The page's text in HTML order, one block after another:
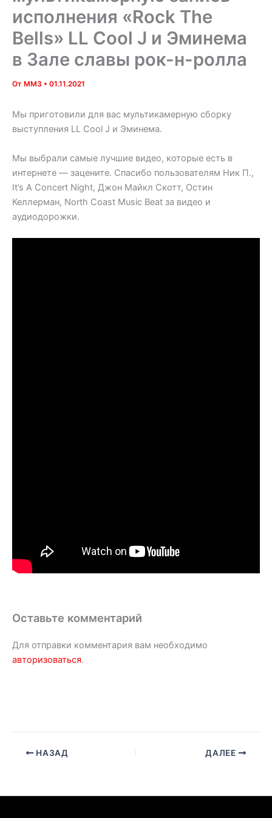
исполнения «Rock The
Bells» LL Cool J и Эминема
в Зале славы рок-н-ролла
От MM3 • 01.11.2021
Мы приготовили для вас мультикамерную сборку
выступления LL Cool J и Эминема.
Мы выбрали самые лучшие видео, которые есть в
интернете — зацените. Спасибо пользователям Ник П.,
It’s A Concert Night, Джон Майкл Скотт, Остин
Келлерман, North Coast Music Beat за видео и
аудиодорожки.
Оставьте комментарий
Для отправки комментария вам необходимо
авторизоваться.
НАЗАД ДАЛЕЕ